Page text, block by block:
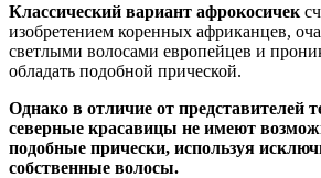
Классический вариант афрокосичек
изобретением коренных африканцев,
светлыми волосами европейцев и
обладать подобной прической.
Однако в отличие от представителей
северные красавицы не имеют
подобные прически, используя
собственные волосы.